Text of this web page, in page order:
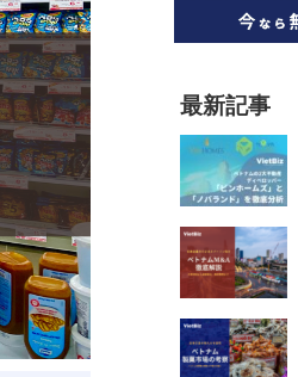
高度人材・エンジニア
最新記事